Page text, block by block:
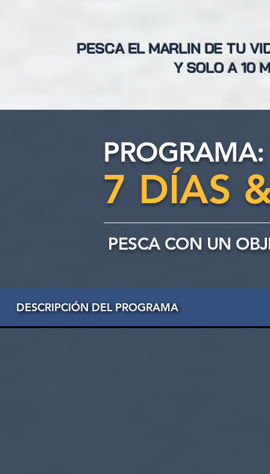
PESCA EL MARLIN DE TU
Y SOLO A 10
7 DÍAS
PESCA CON UN
DESCRIPCIÓN DEL PROGRAMA